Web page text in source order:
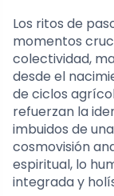
Los ritos de
momentos
colectividad,
desde el
de ciclos
refuerzan la
imbuidos de
cosmovisión
espiritual, lo
integrada y